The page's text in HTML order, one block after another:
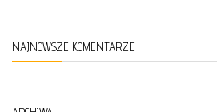
NAJNOWSZE KOMENTARZE